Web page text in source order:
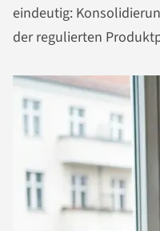
eindeutig:
der regulierten